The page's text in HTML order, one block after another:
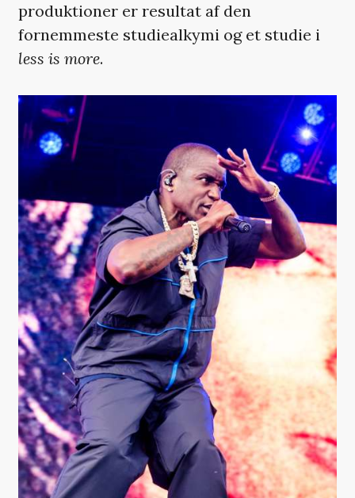
produktioner er resultat af den
fornemmeste studiealkymi og et studie i
less is more.